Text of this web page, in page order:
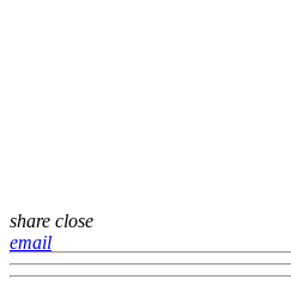
share close
email